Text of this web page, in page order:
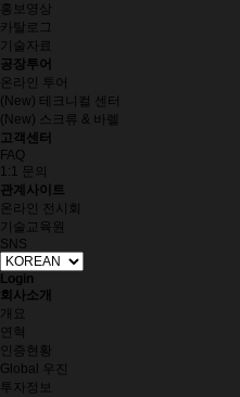
홍보영상
카탈로그
기술자료
공장투어
온라인 투어
(New) 테크니컬 센터
(New) 스크류 & 바렐
고객센터
FAQ
1:1 문의
관계사이트
온라인 전시회
기술교육원
SNS
Login
회사소개
개요
연혁
인증현황
Global 우진
투자정보